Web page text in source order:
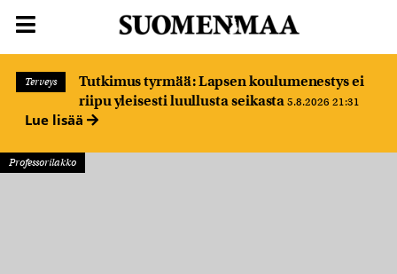
Terveys
Tutkimus tyrmää: Lapsen koulumenestys ei
riipu yleisesti luullusta seikasta 5.8.2026 21:31
Lue lisää
Professorilakko